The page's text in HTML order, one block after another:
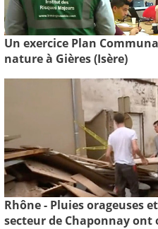
Un exercice Plan
nature à Gières (Isère)
Rhône - Pluies orageuses
secteur de Chaponnay ont